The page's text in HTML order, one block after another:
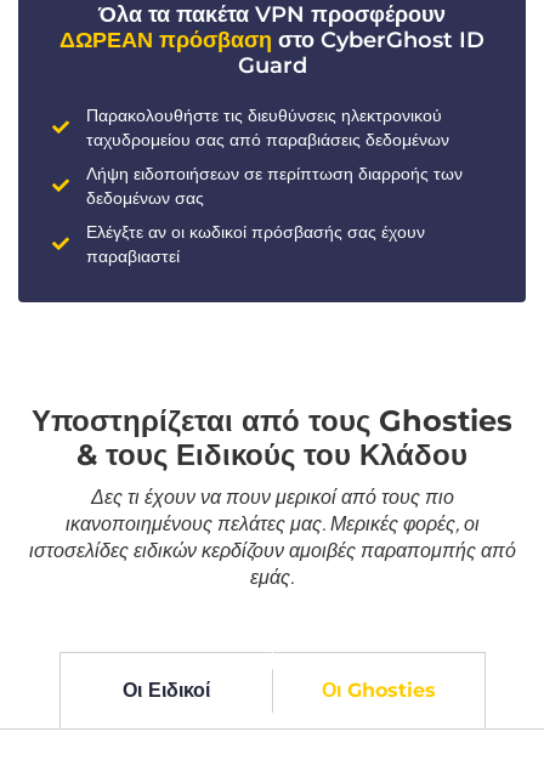
Όλα τα πακέτα VPN προσφέρουν
ΔΩΡΕΑΝ πρόσβαση στο CyberGhost ID
Guard
Παρακολουθήστε τις διευθύνσεις ηλεκτρονικού
ταχυδρομείου σας από παραβιάσεις δεδομένων
Λήψη ειδοποιήσεων σε περίπτωση διαρροής των
δεδομένων σας
Ελέγξτε αν οι κωδικοί πρόσβασής σας έχουν
παραβιαστεί
Υποστηρίζεται από τους Ghosties
& τους Ειδικούς του Κλάδου
Δες τι έχουν να πουν μερικοί από τους πιο
ικανοποιημένους πελάτες μας. Μερικές φορές, οι
ιστοσελίδες ειδικών κερδίζουν αμοιβές παραπομπής από
εμάς.
Οι Ειδικοί Οι Ghosties